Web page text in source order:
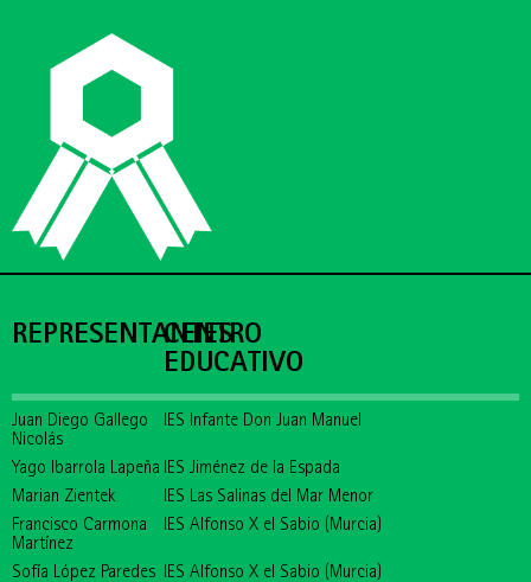
REPRESENTANTES
CENTRO
EDUCATIVO
Juan Diego Gallego
Nicolás
IES Infante Don Juan Manuel
Yago Ibarrola Lapeña IES Jiménez de la Espada
Marian Zientek
IES Las Salinas del Mar Menor
Francisco Carmona
Martínez
IES Alfonso X el Sabio (Murcia)
Sofía López Paredes IES Alfonso X el Sabio (Murcia)